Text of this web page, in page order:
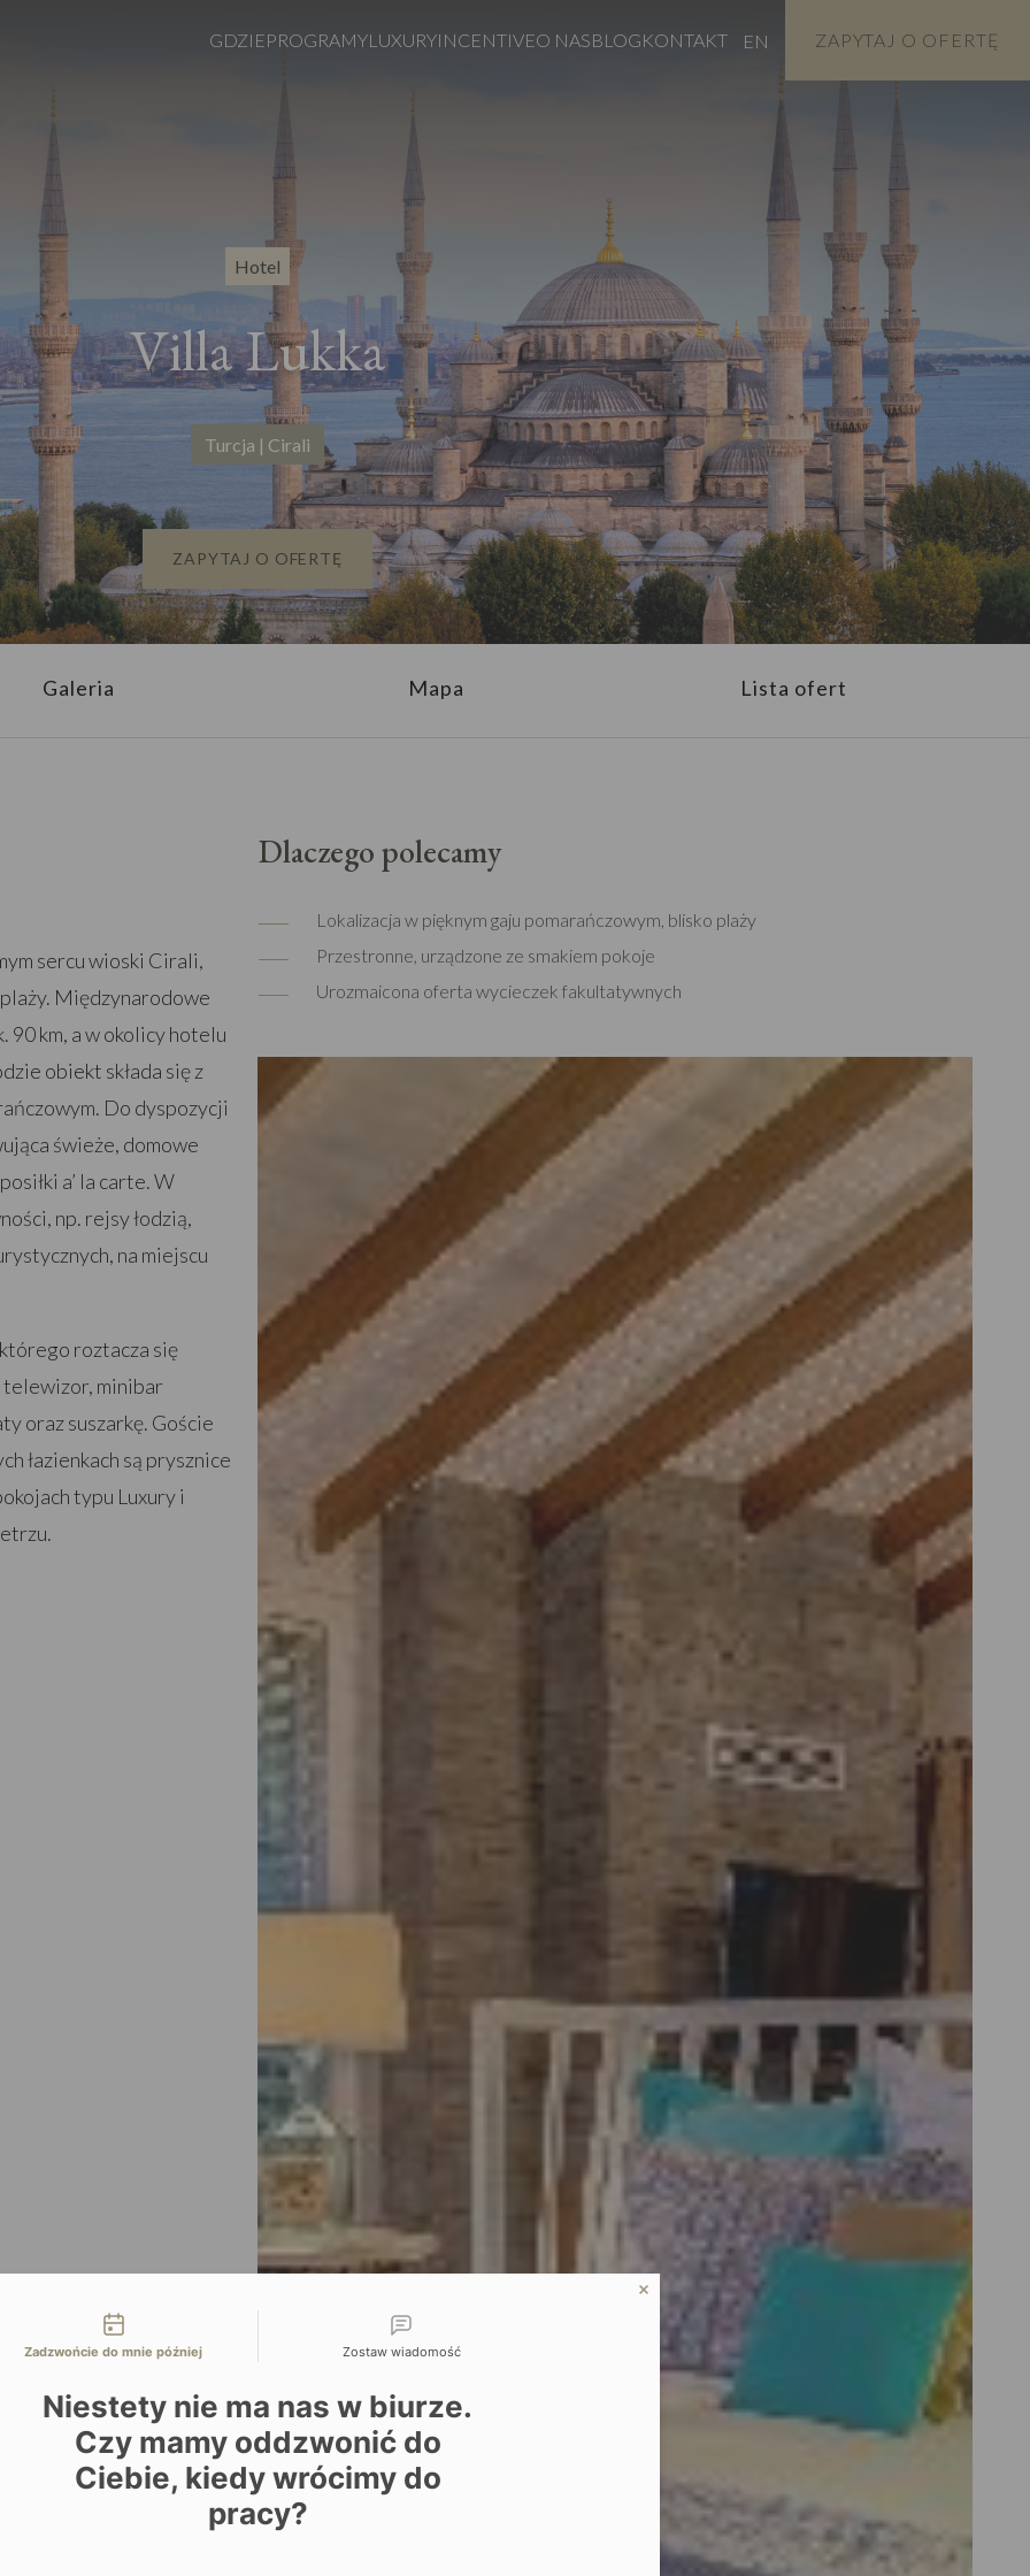
GDZIEPROGRAMYLUXURYINCENTIVEO NASBLOGKONTAKT EN ZAPYTAJ O OFERTĘ
Hotel
Villa Lukka
Turcja | Cirali
ZAPYTAJ O OFERTĘ
Galeria Mapa Lista ofert
sercu wioski Cirali,
Międzynarodowe
km, a w okolicy hotelu
obiekt składa się z
Do dyspozycji
świeże, domowe
a’ la carte. W
np. rejsy łodzią,
na miejscu
roztacza się
telewizor, minibar
oraz suszarkę. Goście
łazienkach są prysznice
typu Luxury i
Dlaczego polecamy
Lokalizacja w pięknym gaju pomarańczowym, blisko plaży
Przestronne, urządzone ze smakiem pokoje
Urozmaicona oferta wycieczek fakultatywnych
kontaktu
Zadzwońcie do mnie później Zostaw wiadomość
Niestety nie ma nas w biurze.
Czy mamy oddzwonić do
Ciebie, kiedy wrócimy do
pracy?